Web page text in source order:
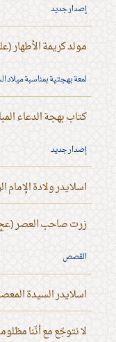
إصدار جديد
مولد كريمة الأطهار
لمعة بهجتية بمناسبة ميلاد
كتاب بهجة الدعاء
إصدار جديد
اسلايدر ولادة الإمام
زرت صاحب العصر
القصص
اسلايدر السيدة
لا نتوجّع مع أنّنا